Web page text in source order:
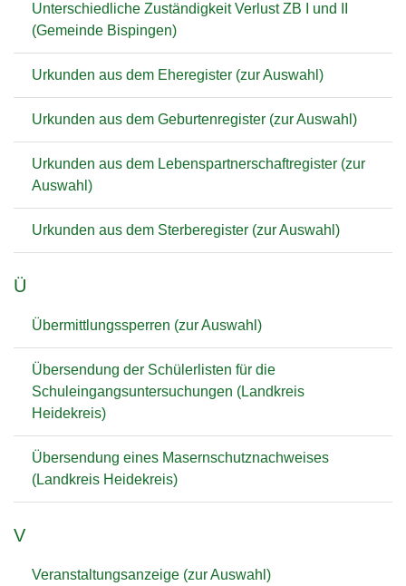
Unterschiedliche Zuständigkeit Verlust ZB I und II
(Gemeinde Bispingen)
Urkunden aus dem Eheregister (zur Auswahl)
Urkunden aus dem Geburtenregister (zur Auswahl)
Urkunden aus dem Lebenspartnerschaftregister (zur
Auswahl)
Urkunden aus dem Sterberegister (zur Auswahl)
Ü
Übermittlungssperren (zur Auswahl)
Übersendung der Schülerlisten für die
Schuleingangsuntersuchungen (Landkreis
Heidekreis)
Übersendung eines Masernschutznachweises
(Landkreis Heidekreis)
V
Veranstaltungsanzeige (zur Auswahl)